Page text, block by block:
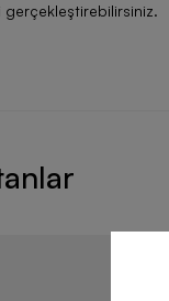
gerçekleştirebilirsiniz.